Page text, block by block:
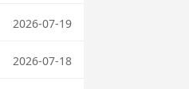
2026-07-19
2026-07-18